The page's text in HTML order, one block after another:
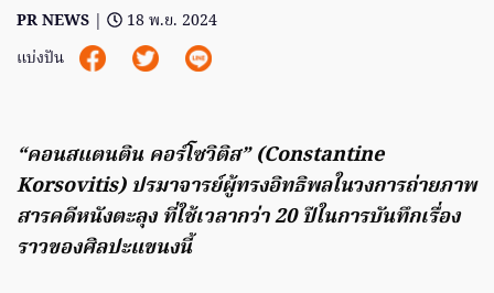
PR NEWS |
18 พ.ย. 2024
แบ่งปัน
“คอนสแตนติน คอร์โซวิติส” (Constantine
Korsovitis) ปรมาจารย์ผู้ทรงอิทธิพลในวงการถ่ายภาพ
สารคดีหนังตะลุง ที่ใช้เวลากว่า 20 ปีในการบันทึกเรื่อง
ราวของศิลปะแขนงนี้